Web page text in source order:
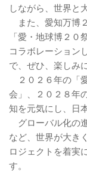
しながら、世界と
また、愛知万博
「愛・地球博２
コラボレーション
で、ぜひ、楽しみ
２０２６年の「
会」、２０２８年
知を元気にし、日
グローバル化の
など、世界が大き
ロジェクトを着実
す。